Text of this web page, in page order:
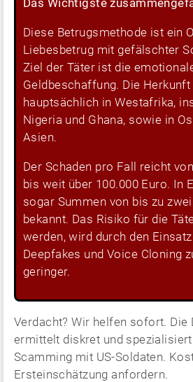
Das Wichtigste
Diese Betrugsmethode ist ein
Liebesbetrug mit gefälschter
Ziel der Täter ist die
Geldbeschaffung. Die
hauptsächlich in Westafrika,
Nigeria und Ghana, sowie in
Asien.
Der Schaden pro Fall reicht
bis weit über 100.000 Euro. In
sogar Summen von bis zu
bekannt. Das Risiko für die
werden, wird durch den
Deepfakes und Voice Cloning
geringer.
Verdacht? Wir helfen sofort. Die
ermittelt diskret und
Scamming mit US-Soldaten.
Ersteinschätzung anfordern.